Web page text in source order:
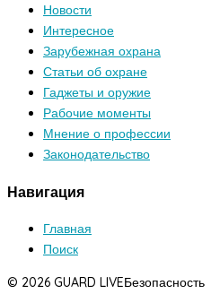
Новости
Интересное
Зарубежная охрана
Статьи об охране
Гаджеты и оружие
Рабочие моменты
Мнение о профессии
Законодательство
Навигация
Главная
Поиск
© 2026 GUARD LIVEБезопасность